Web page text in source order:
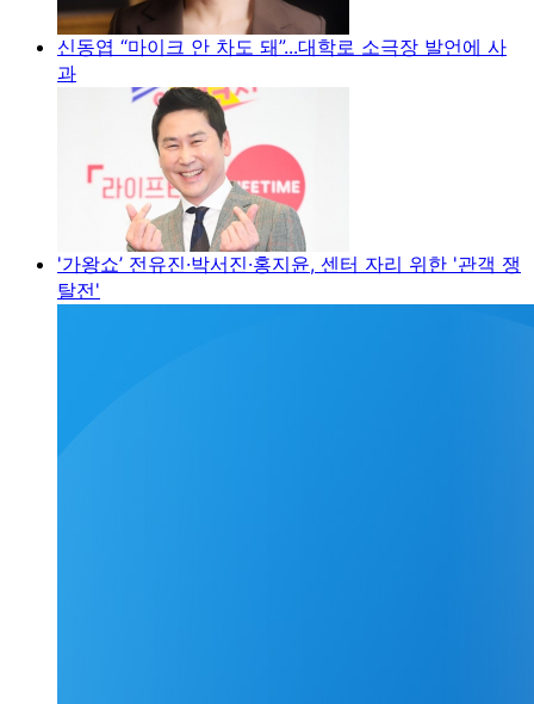
신동엽 “마이크 안 차도 돼”...대학로 소극장 발언에 사
과
'가왕쇼’ 전유진·박서진·홍지윤, 센터 자리 위한 '관객 쟁
탈전'